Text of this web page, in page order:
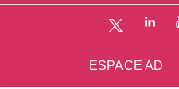
ESPACE AD